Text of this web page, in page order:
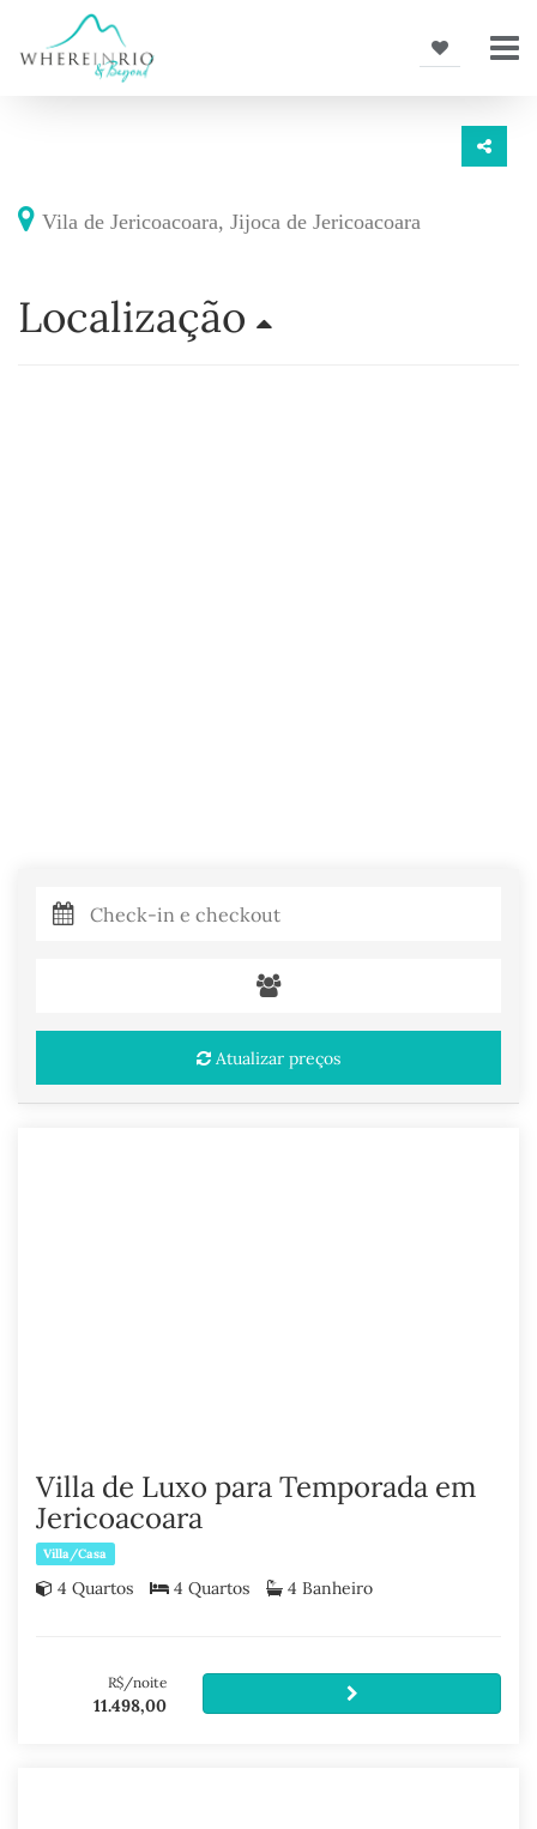
Vila de Jericoacoara, Jijoca de Jericoacoara
Localização
Atualizar preços
Villa de Luxo para Temporada em
Jericoacoara
Villa/Casa
4 Quartos 4 Quartos 4 Banheiro
R$/noite
11.498,00